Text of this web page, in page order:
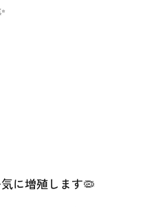
に増殖します🦠